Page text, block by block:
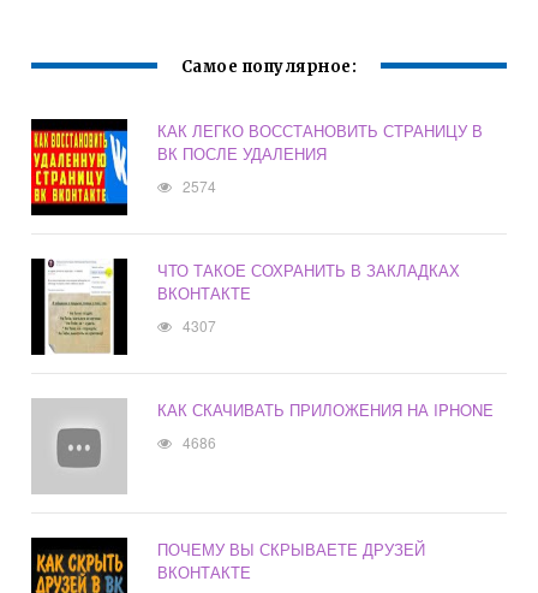
Самое популярное:
КАК ЛЕГКО ВОССТАНОВИТЬ СТРАНИЦУ В
ВК ПОСЛЕ УДАЛЕНИЯ
2574
ЧТО ТАКОЕ СОХРАНИТЬ В ЗАКЛАДКАХ
ВКОНТАКТЕ
4307
КАК СКАЧИВАТЬ ПРИЛОЖЕНИЯ НА IPHONE
4686
ПОЧЕМУ ВЫ СКРЫВАЕТЕ ДРУЗЕЙ
ВКОНТАКТЕ